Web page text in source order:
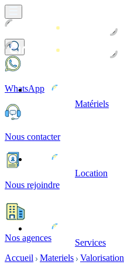
Matériels
Location
Services
WhatsApp
Nous contacter
Nous rejoindre
Nos agences
Accueil
Materiels Valorisation